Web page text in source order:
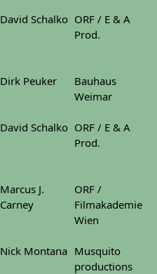
David Schalko ORF / E & A
Prod.
Dirk Peuker
Bauhaus
Weimar
David Schalko ORF / E & A
Prod.
Marcus J.
Carney
ORF /
Filmakademie
Wien
Nick Montana Musquito
productions